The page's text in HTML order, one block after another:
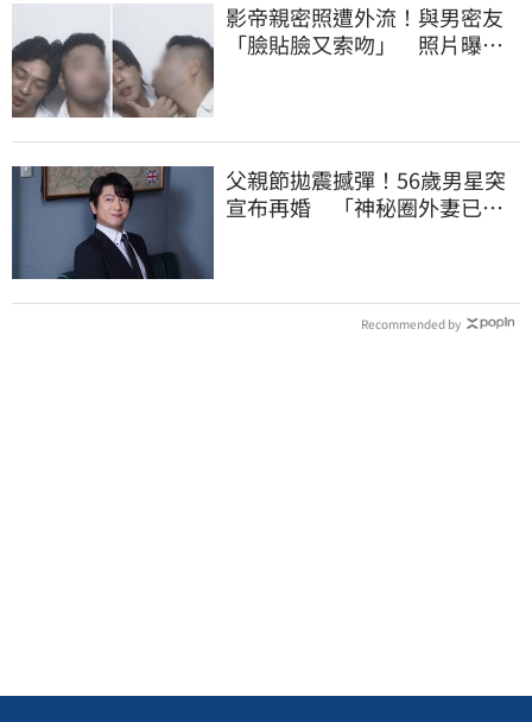
影帝親密照遭外流！與男密友
「臉貼臉又索吻」 照片曝光
父親節拋震撼彈！56歲男星突
宣布再婚 「神秘圈外妻已懷
Recommended by